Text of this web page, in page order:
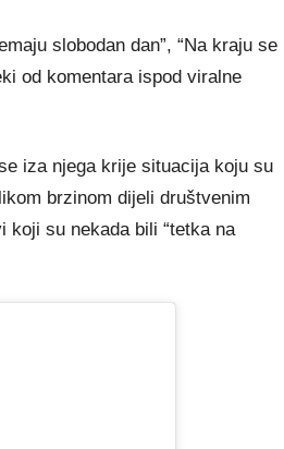
slobodan dan”, “Na kraju se
od komentara ispod viralne
iza njega krije situacija koju su
brzinom dijeli društvenim
koji su nekada bili “tetka na